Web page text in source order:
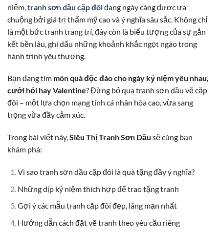
niệm, tranh sơn dầu cặp đôiđang ngày càng được ưa
chuộng bởi giá trị thẩm mỹ cao và ý nghĩa sâu sắc. Không chỉ
là một bức tranh trang trí, đây còn là biểu tượng của sự gắn
kết bền lâu, ghi dấu những khoảnh khắc ngọt ngào trong
hành trình yêu thương.
Bạn đang tìm món quà độc đáo cho ngày kỷ niệm yêu nhau,
cưới hỏi hay Valentine? Đừng bỏ qua tranh sơn dầu vẽ cặp
đôi – một lựa chọn mang tính cá nhân hóa cao, vừa sang
trọng vừa đầy cảm xúc.
Trong bài viết này,Siêu Thị Tranh Sơn Dầu sẽ cùng bạn
khám phá:
Vì sao tranh sơn dầu cặp đôi là quà tặng đầy ý nghĩa?
Những dịp kỷ niệm thích hợp để trao tặng tranh
Gợi ý các mẫu tranh cặp đôi đẹp, lãng mạn nhất
Hướng dẫn cách đặt vẽ tranh theo yêu cầu riêng